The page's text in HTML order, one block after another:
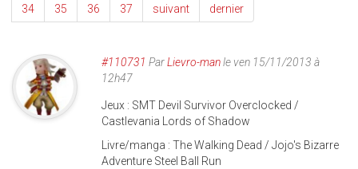
34 35 36 37 suivant dernier
#110731 ParLievro-manle ven 15/11/2013 à
12h47
Jeux : SMT Devil Survivor Overclocked /
Castlevania Lords of Shadow
Livre/manga : The Walking Dead / Jojo's Bizarre
Adventure Steel Ball Run